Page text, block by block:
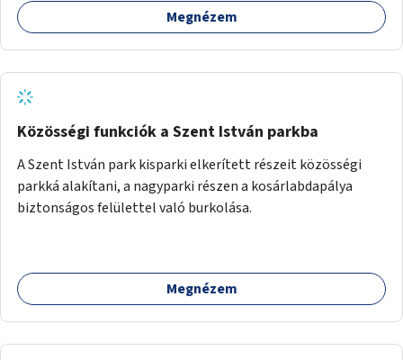
Megnézem
Közösségi funkciók a Szent István parkba
A Szent István park kisparki elkerített részeit közösségi
parkká alakítani, a nagyparki részen a kosárlabdapálya
biztonságos felülettel való burkolása.
Megnézem